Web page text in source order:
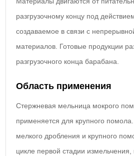
разгрузочному концу под
создаваемое в связи с
материалов. Готовые продукции
разгрузочного конца барабана.
Область применения
Стержневая мельница мокрого
применяется для крупного
мелкого дробления и крупного
цикле первой стадии